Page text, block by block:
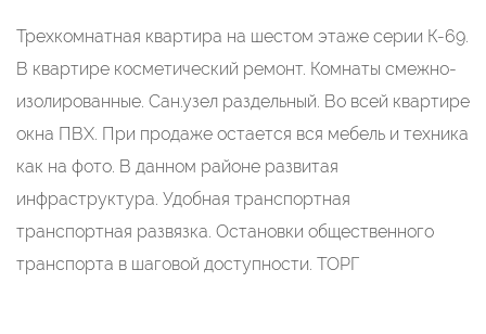
Трехкомнатная квартира на шестом этаже серии К-69.
В квартире косметический ремонт. Комнаты смежно-
изолированные. Сан.узел раздельный. Во всей квартире
окна ПВХ. При продаже остается вся мебель и техника
как на фото. В данном районе развитая
инфраструктура. Удобная транспортная
транспортная развязка. Остановки общественного
транспорта в шаговой доступности. ТОРГ